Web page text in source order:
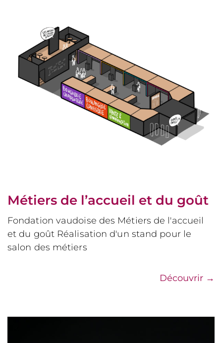
Métiers de l’accueil et du goût
Fondation vaudoise des Métiers de l'accueil
et du goût Réalisation d'un stand pour le
salon des métiers
Découvrir →